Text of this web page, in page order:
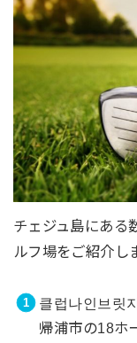
チェジュ島にある
ルフ場をご紹介し
클럽나인브릿
帰浦市の18ホ